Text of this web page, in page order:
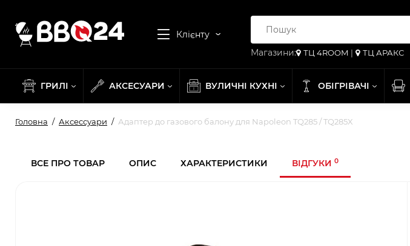
Клієнту
Магазини: ТЦ 4ROOM | ТЦ АРАКС
ГРИЛІ АКСЕСУАРИ ВУЛИЧНІ КУХНІ ОБІГРІВАЧІ
Головна Аксессуари Адаптер до газового балону для Napoleon TQ285 / TQ285X
ВСЕ ПРО ТОВАР ОПИС ХАРАКТЕРИСТИКИ ВІДГУКИ 0